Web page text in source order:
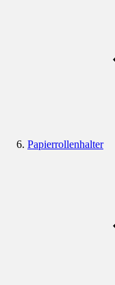
Papierrollenhalter